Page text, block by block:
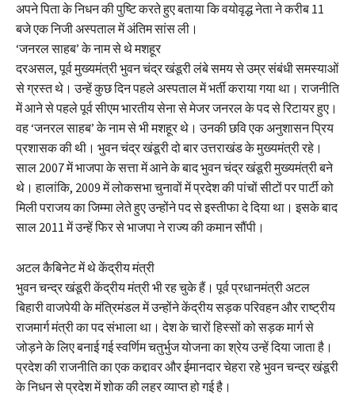
अपने पिता के निधन की पुष्टि करते हुए बताया कि वयोवृद्ध नेता ने करीब 11
बजे एक निजी अस्पताल में अंतिम सांस ली।
‘जनरल साहब’ के नाम से थे मशहूर
दरअसल, पूर्व मुख्यमंत्री भुवन चंद्र खंडूरी लंबे समय से उम्र संबंधी समस्याओं
से ग्रस्त थे। उन्हें कुछ दिन पहले अस्पताल में भर्ती कराया गया था। राजनीति
में आने से पहले पूर्व सीएम भारतीय सेना से मेजर जनरल के पद से रिटायर हुए।
वह ‘जनरल साहब’ के नाम से भी मशहूर थे। उनकी छवि एक अनुशासन प्रिय
प्रशासक की थी। भुवन चंद्र खंडूरी दो बार उत्तराखंड के मुख्यमंत्री रहे।
साल 2007 में भाजपा के सत्ता में आने के बाद भुवन चंद्र खंडूरी मुख्यमंत्री बने
थे। हालांकि, 2009 में लोकसभा चुनावों में प्रदेश की पांचों सीटों पर पार्टी को
मिली पराजय का जिम्मा लेते हुए उन्होंने पद से इस्तीफा दे दिया था। इसके बाद
साल 2011 में उन्हें फिर से भाजपा ने राज्य की कमान सौंपी।
अटल कैबिनेट में थे केंद्रीय मंत्री
भुवन चन्द्र खंडूरी केंद्रीय मंत्री भी रह चुके हैं। पूर्व प्रधानमंत्री अटल
बिहारी वाजपेयी के मंत्रिमंडल में उन्होंने केंद्रीय सड़क परिवहन और राष्ट्रीय
राजमार्ग मंत्री का पद संभाला था। देश के चारों हिस्सों को सड़क मार्ग से
जोड़ने के लिए बनाई गई स्वर्णिम चतुर्भुज योजना का श्रेय उन्हें दिया जाता है।
प्रदेश की राजनीति का एक कद्दावर और ईमानदार चेहरा रहे भुवन चन्द्र खंडूरी
के निधन से प्रदेश में शोक की लहर व्याप्त हो गई है।